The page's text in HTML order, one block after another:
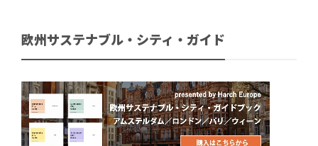
欧州サステナブル・シティ・ガイド